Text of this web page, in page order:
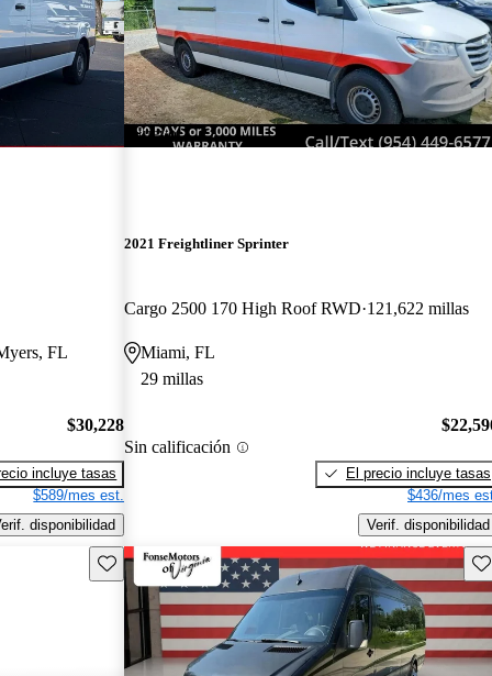
FL
$30,228
incluye tasas
$589/mes est.
disponibilidad
¡Nuevo!
2021 Freightliner Sprinter
Cargo 2500 170 High Roof RWD 121,622 millas
Miami, FL
29 millas
Sin calificación
El precio incluye tasas
$436/mes
Verif. disponibilidad
Guarda este Aviso